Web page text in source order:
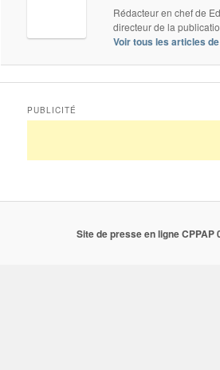
Rédacteur en chef de
directeur de la
Voir tous les articles
PUBLICITÉ
Site de presse en ligne CPPAP